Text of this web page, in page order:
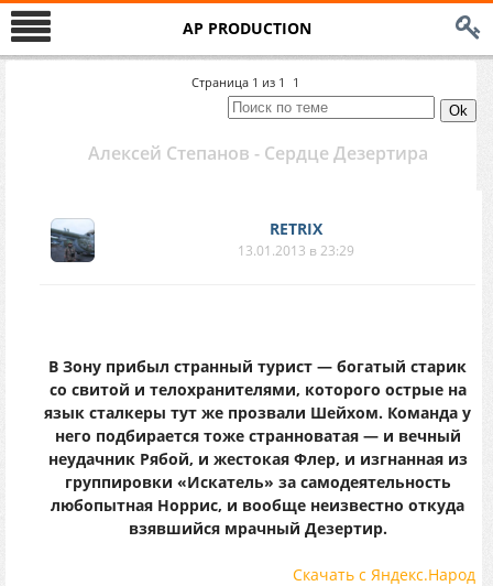
AP PRODUCTION
Страница 1 из 1 1
Алексей Степанов - Сердце Дезертира
RETRIX
13.01.2013 в 23:29
В Зону прибыл странный турист — богатый старик
со свитой и телохранителями, которого острые на
язык сталкеры тут же прозвали Шейхом. Команда у
него подбирается тоже странноватая — и вечный
неудачник Рябой, и жестокая Флер, и изгнанная из
группировки «Искатель» за самодеятельность
любопытная Норрис, и вообще неизвестно откуда
взявшийся мрачный Дезертир.
Скачать с Яндекс.Народ